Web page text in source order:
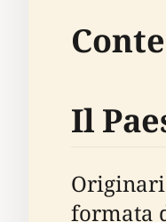
Il
formata